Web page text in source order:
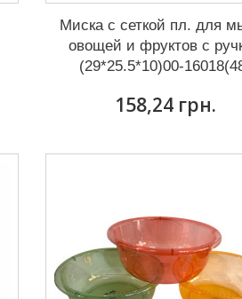
Миска с сеткой пл. для
овощей и фруктов с
(29*25.5*10)00-
158,24 грн.